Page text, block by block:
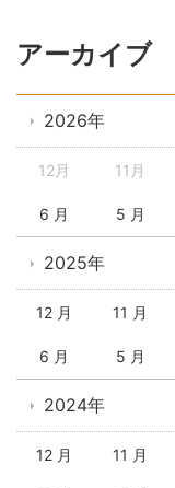
アーカイブ
2026年
12月 11月
6 月 5 月
2025年
12 月 11 月
6 月 5 月
2024年
12 月 11 月